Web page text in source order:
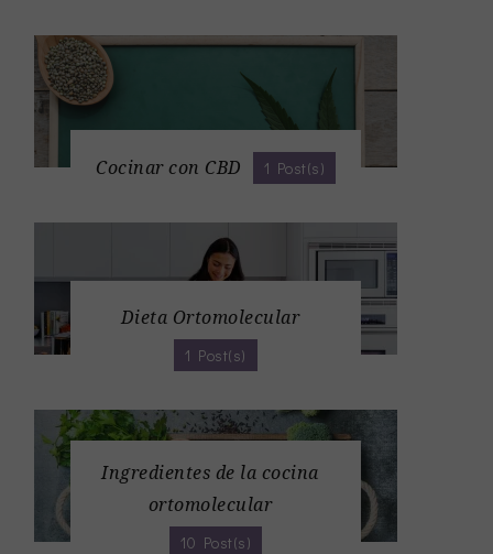
Cocinar con CBD 1 Post(s)
Dieta Ortomolecular
1 Post(s)
Ingredientes de la cocina
ortomolecular
10 Post(s)